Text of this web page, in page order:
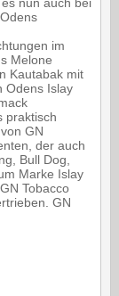
im
Melone
Kautabak mit
Odens Islay
praktisch
GN
der auch
Bull Dog,
Marke Islay
Tobacco
GN